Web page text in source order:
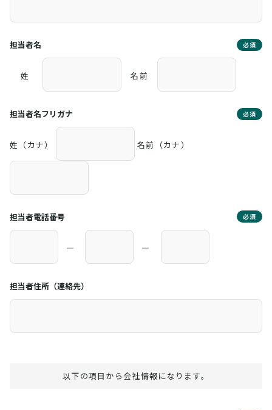
担当者名 必須
姓 名前
担当者名フリガナ 必須
姓（カナ） 名前（カナ）
担当者電話番号 必須
― ―
担当者住所（連絡先）
以下の項目から会社情報になります。